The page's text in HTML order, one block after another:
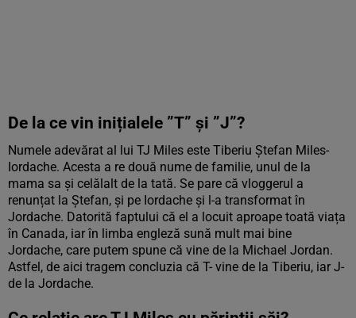
De la ce vin inițialele ”T” și ”J”?
Numele adevărat al lui TJ Miles este Tiberiu Ștefan Miles-
Iordache. Acesta a re două nume de familie, unul de la
mama sa și celălalt de la tată. Se pare că vloggerul a
renunțat la Ștefan, și pe Iordache și l-a transformat în
Jordache. Datorită faptului că el a locuit aproape toată viața
în Canada, iar în limba engleză sună mult mai bine
Jordache, care putem spune că vine de la Michael Jordan.
Astfel, de aici tragem concluzia că T- vine de la Tiberiu, iar J-
de la Jordache.